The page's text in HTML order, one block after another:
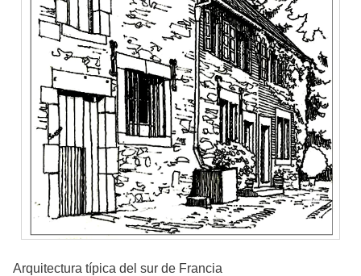
Arquitectura típica del sur de Francia